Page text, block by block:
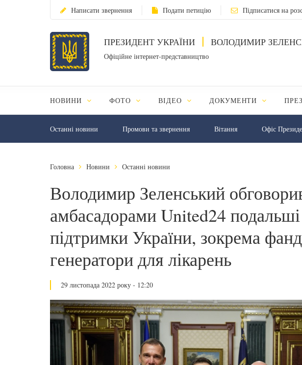
Написати звернення Подати петицію Підписатися на
ПРЕЗИДЕНТ УКРАЇНИ ВОЛОДИМИР
Офіційне інтернет-представництво
НОВИНИ ФОТО ВІДЕО ДОКУМЕНТИ
Останні новини Промови та звернення Вiтання Офіс
Головна Новини Останні новини
Володимир Зеленський
амбасадорами United24
підтримки України, зокрема
генератори для лікарень
29 листопада 2022 року - 12:20